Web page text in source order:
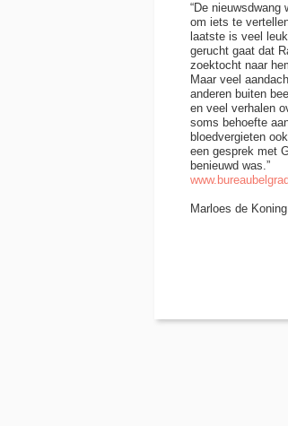
“De
om iets te
laatste is veel
gerucht gaat dat
zoektocht naar
Maar veel
anderen buiten
en veel verhalen
soms behoefte
bloedvergieten
een gesprek met
benieuwd was.”
Marloes de